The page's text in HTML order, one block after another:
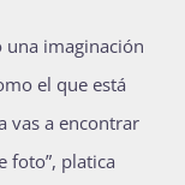
una imaginación
el que está
vas a encontrar
foto”, platica